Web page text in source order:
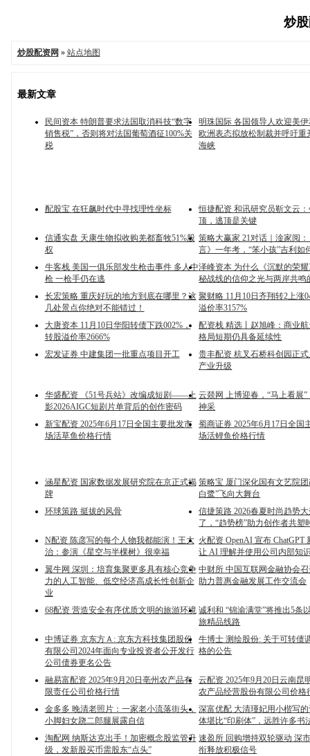
炒
炒股配资网 » 站点地图
最新文章
民间资本 特朗普要求法国取消科技“数字
销售税”，否则将对法国葡萄酒征100%关
税
明珠国际 各国领导人欢迎美
欧洲表态拟放松制裁并呼吁重
海峡
配股宝 在狂飙时代中寻找理性坐标
恒捷配资 和讯研究员靳文云
顶，逃顶是关键
信通实盘 天康生物拟收购羌都畜牧51%股
权
策略大赢家 21对话｜淦家阅
言》一年考，“笨小孩”吉利如
牛客栈 美国一俱乐部发生枪击事件 多人中
枪 一枪手仍在逃
泽峰资本 为什么《沉默的荣
秘战线的信仰之光与两岸共鸣
长宏策略 重庆好玩的地方到底在哪里？这
几处景点你绝对不能错过！
聚财略 11月10日齐翔转2上涨
溢价率3157%
大唐资本 11月10日华阳转债下跌002%，
转股溢价率2666%
配资栈 精选丨赵旭峰：商业
格局短期仍具备延续性
宏发证券 中建集团一批重点项目开工
贵丰配资 杭叉石桥科创园正
产业升级
华盛配资 《51号兵站》改编成短剧——上
影2026AIGC短剧片单背后的创作密码
云燚网 上博迎春，“马上看展
神采
新宝配资 2025年6月17日全国主要批发市
场活草鱼价格行情
蜀商证券 2025年6月17日全国
场活鲤鱼价格行情
涵星配资 国家数据发展研究院在京正式揭
牌
策略宝 厦门深化国有文艺院
白鹭”飞向大舞台
环球策路 挺拔的风骨
信捷策路 2026春夏时尚趋势
了，“趋势榜”助力创作者共塑
N配资 陈彦写的每个人物我都能演！王大
治：参演《星空与半棵树》很幸福
火配资 OpenAI 宣布 ChatGPT
让 AI 理解并使用公司内部知
翼牛网 深圳：培育集聚更多具有核心竞争
力的人工智能、低空经济高成长性创新企
业
中财所 中国互联网金融协会
助力普惠金融发展工作交流会
68配资 营造安全有序优质文明的旅游环境 诚利和 “锦渝满堂”将推出5条
旅精品线路
中博证券 京东方Ａ: 京东方科技集团股份
有限公司2024年面向专业投资者公开发行
公司债券更名公告
牛博士 测绘股份: 关于可转债
格的公告
融易富配资 2025年9月20日亳州农产品有
限责任公司价格行情
云配资 2025年9月20日云南昆
农产品经营股份有限公司价格
金多多 晚清老照片：一家老小流落街头，
小脚妇女跷二郎腿展露自信
深富优配 大清瑾妃用小楷写
体堪比“印刷体”，远胜许多书
淘配网 纳斯达克出手！加密概念股监管升
级，发新股买币需股东“点头”
速盈所 回购增持双轮驱动 深
衔释放积极信号